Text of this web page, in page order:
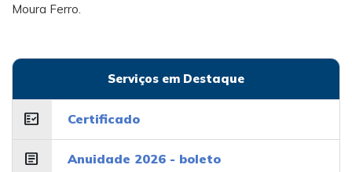
Moura Ferro.
Serviços em Destaque
fact_check Certificado
article Anuidade 2026 - boleto